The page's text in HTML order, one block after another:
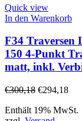
Quick view
In den Warenkorb
F34 Traversen
150 4-Punkt
matt, inkl.
€300,18 €294,18
Enthält 19% MwSt.